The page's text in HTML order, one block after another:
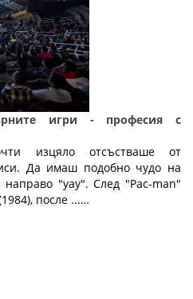
игри - професия с
изцяло отсъстваше от
Да имаш подобно чудо на
"уау". След "Pac-man"
после ...…